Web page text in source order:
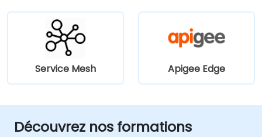
Service Mesh Apigee Edge
Découvrez nos formations